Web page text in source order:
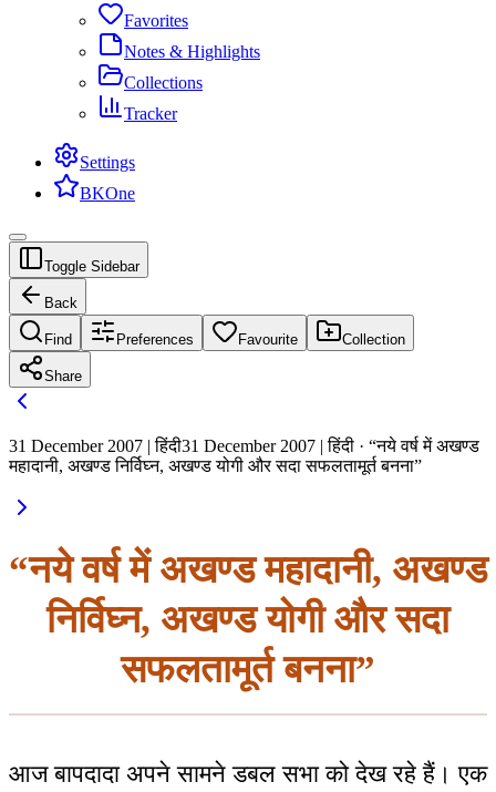
Favorites
Notes & Highlights
Collections
Tracker
Settings
BKOne
Toggle Sidebar
Back
Find Preferences Favourite Collection
Share
31 December 2007 | हिंदी31 December 2007 | हिंदी · “नये वर्ष में अखण्ड
महादानी, अखण्ड निर्विघ्न, अखण्ड योगी और सदा सफलतामूर्त बनना”
“नये वर्ष में अखण्ड महादानी, अखण्ड
निर्विघ्न, अखण्ड योगी और सदा
सफलतामूर्त बनना”
आज बापदादा अपने सामने डबल सभा को देख रहे हैं। एक